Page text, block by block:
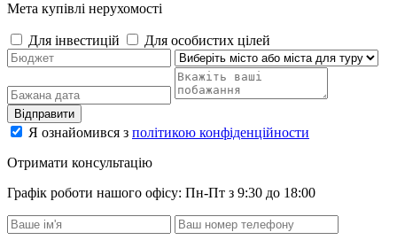
Мета купівлі нерухомості
Для інвестицій Для особистих цілей
Відправити
Я ознайомився з політикою конфіденційности
Отримати консультацію
Графік роботи нашого офісу: Пн-Пт з 9:30 до 18:00